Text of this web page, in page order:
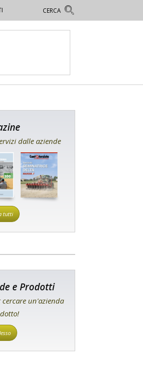
dalle aziende
tutti
e Prodotti
un'azienda